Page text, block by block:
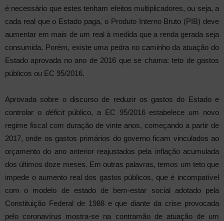
é necessário que estes tenham efeitos multiplicadores, ou seja, a
cada real que o Estado paga, o Produto Interno Bruto (PIB) deve
aumentar em mais de um real à medida que a renda gerada seja
consumida. Porém, existe uma pedra no caminho da atuação do
Estado aprovada no ano de 2016 que se chama: teto de gastos
públicos ou EC 95/2016.
Aprovada sobre o discurso de reduzir os gastos do Estado e
controlar o déficit público, a EC 95/2016 estabelece um novo
regime fiscal com duração de vinte anos, começando a partir de
2017, onde os gastos primários do governo ficam vinculados ao
orçamento do ano anterior reajustados pela inflação acumulada
dos últimos doze meses. Em outras palavras, temos um teto que
impede o aumento real dos gastos públicos, que é incompatível
com o modelo de estado de bem-estar social adotado pela
Constituição Federal de 1988 e que diante da crise provocada
pelo coronavírus mostra-se na contramão de atuação de um